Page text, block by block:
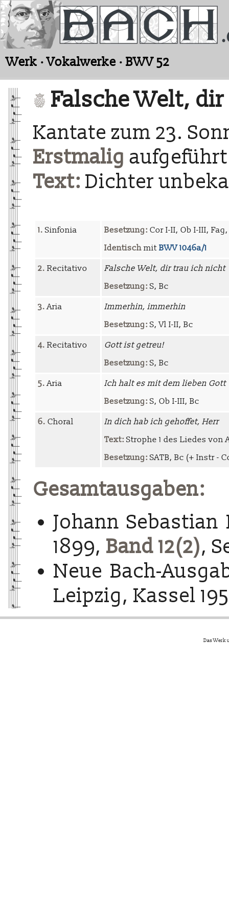
Werk · Vokalwerke · BWV 52
Falsche Welt,
Kantate zum 23.
Erstmalig aufgeführt
Text: Dichter
1. Sinfonia Besetzung: Cor I-II, Ob I-III,
Identisch mit BWV 1046a/1
2. Recitativo
Falsche Welt, dir trau ich nicht
Besetzung: S, Bc
3.Aria
Immerhin, immerhin
Besetzung: S, Vl I-II, Bc
4. Recitativo
Gott ist getreu!
Besetzung: S, Bc
5.Aria
Ich halt es mit dem lieben Gott
Besetzung: S, Ob I-III, Bc
6. Choral
In dich hab ich gehoffet, Herr
Text: Strophe 1 des Liedes von
Besetzung: SATB, Bc (+ Instr -
Gesamtausgaben:
Johann Sebastian
1899, Band 12(2),
Neue Bach-
Leipzig, Kassel
Das Werk